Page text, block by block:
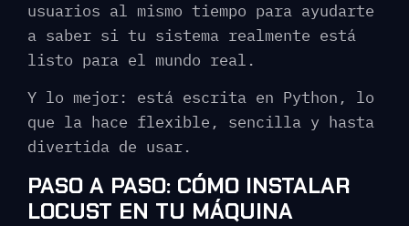
usuarios al mismo tiempo para ayudarte
a saber si tu sistema realmente está
listo para el mundo real.
Y lo mejor: está escrita en Python, lo
que la hace flexible, sencilla y hasta
divertida de usar.
PASO A PASO: CÓMO INSTALAR
LOCUST EN TU MÁQUINA